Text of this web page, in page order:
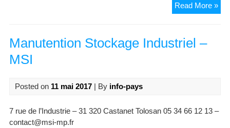
Read More »
Manutention Stockage Industriel –
MSI
Posted on 11 mai 2017| By info-pays
7 rue de l’Industrie – 31 320 Castanet Tolosan 05 34 66 12 13 –
contact@msi-mp.fr